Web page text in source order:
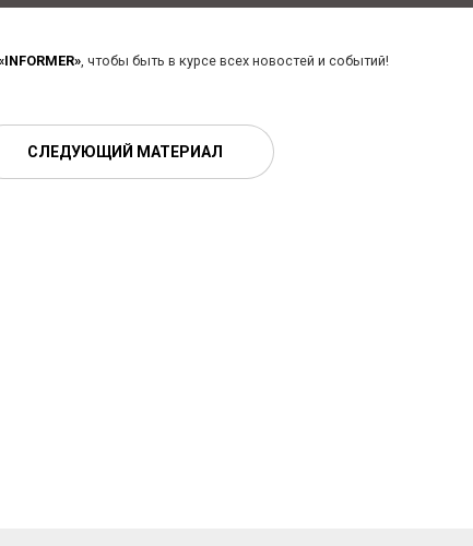
, чтобы быть в курсе всех новостей и событий!
СЛЕДУЮЩИЙ МАТЕРИАЛ